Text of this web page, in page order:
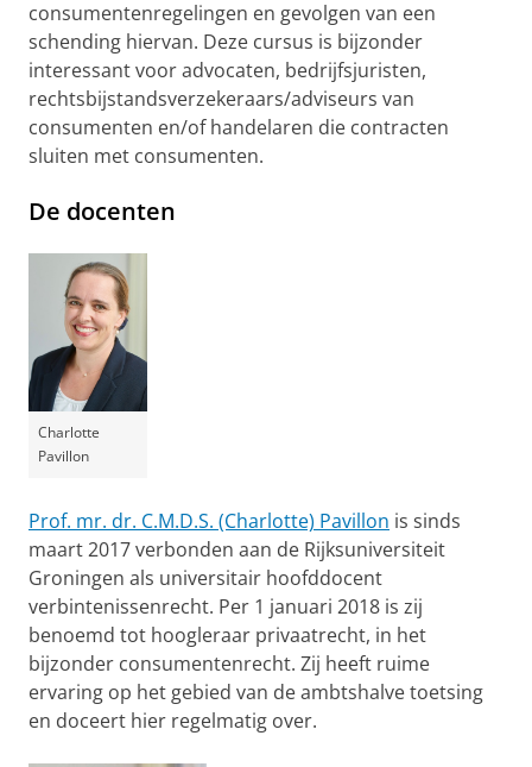
consumentenregelingen en gevolgen van een
schending hiervan. Deze cursus is bijzonder
interessant voor advocaten, bedrijfsjuristen,
rechtsbijstandsverzekeraars/adviseurs van
consumenten en/of handelaren die contracten
sluiten met consumenten.
De docenten
Charlotte
Pavillon
Prof. mr. dr. C.M.D.S. (Charlotte) Pavillon is sinds
maart 2017 verbonden aan de Rijksuniversiteit
Groningen als universitair hoofddocent
verbintenissenrecht. Per 1 januari 2018 is zij
benoemd tot hoogleraar privaatrecht, in het
bijzonder consumentenrecht. Zij heeft ruime
ervaring op het gebied van de ambtshalve toetsing
en doceert hier regelmatig over.